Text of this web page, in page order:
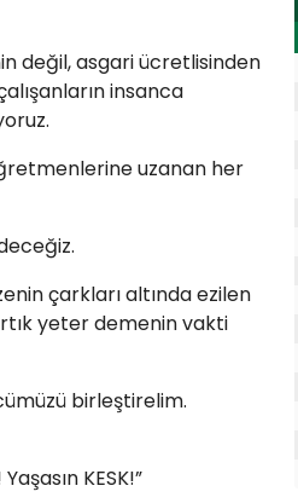
değil, asgari ücretlisinden
insanca
uzanan her
çarkları altında ezilen
yeter demenin vakti
birleştirelim.
KESK!”